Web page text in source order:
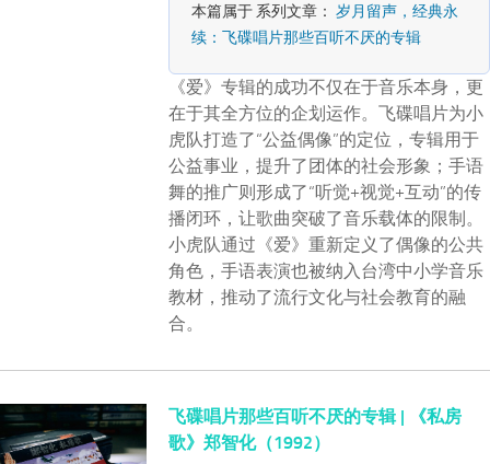
本篇属于 系列文章：岁月留声，经典永
续：飞碟唱片那些百听不厌的专辑
《爱》专辑的成功不仅在于音乐本身，更
在于其全方位的企划运作。飞碟唱片为小
虎队打造了“公益偶像”的定位，专辑用于
公益事业，提升了团体的社会形象；手语
舞的推广则形成了“听觉+视觉+互动”的传
播闭环，让歌曲突破了音乐载体的限制。
小虎队通过《爱》重新定义了偶像的公共
角色，手语表演也被纳入台湾中小学音乐
教材，推动了流行文化与社会教育的融
合。
飞碟唱片那些百听不厌的专辑 | 《私房
歌》郑智化（1992）